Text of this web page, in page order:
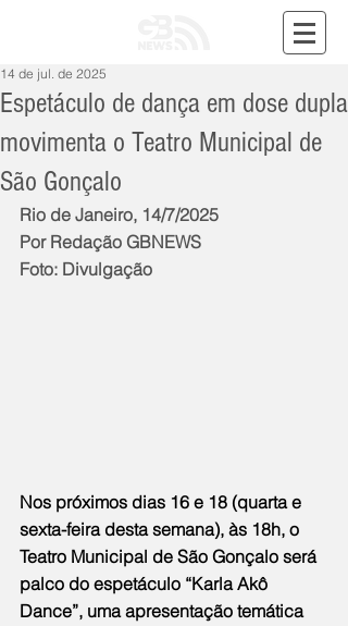
Espetáculo de dança em dose dupla
movimenta o Teatro Municipal de
São Gonçalo
14 de jul. de 2025
Rio de Janeiro, 14/7/2025
Por Redação GBNEWS
Foto: Divulgação
Nos próximos dias 16 e 18 (quarta e
sexta-feira desta semana), às 18h, o
Teatro Municipal de São Gonçalo será
palco do espetáculo “Karla Akô
Dance”, uma apresentação temática